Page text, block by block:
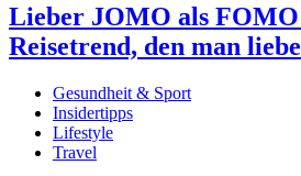
Lieber JOMO als
Reisetrend, den man
Gesundheit & Sport
Insidertipps
Lifestyle
Travel